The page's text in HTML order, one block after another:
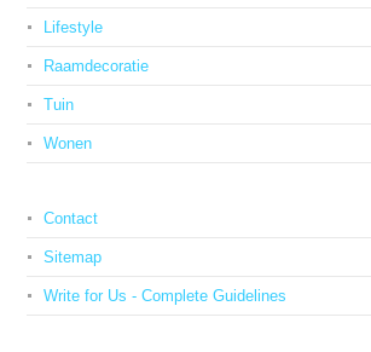
Lifestyle
Raamdecoratie
Tuin
Wonen
Contact
Sitemap
Write for Us - Complete Guidelines